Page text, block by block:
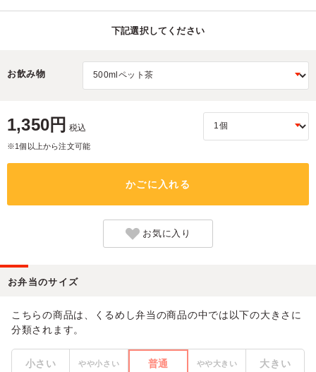
下記選択してください
お飲み物
1,350円 税込
※1個以上から注文可能
かごに入れる
お気に入り
お弁当のサイズ
こちらの商品は、くるめし弁当の商品の中では以下の大きさに
分類されます。
小さい やや小さい 普通 やや大きい 大きい